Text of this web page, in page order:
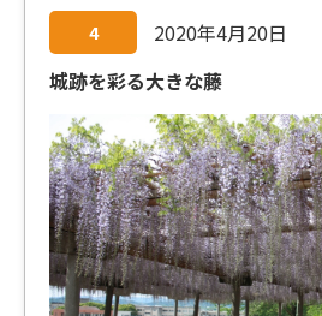
4
2020年4月20日
城跡を彩る大きな藤